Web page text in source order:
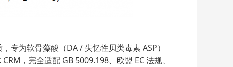
专为软骨藻酸（DA / 失忆性贝类毒素 ASP）
，完全适配 GB 5009.198、欧盟 EC 法规、